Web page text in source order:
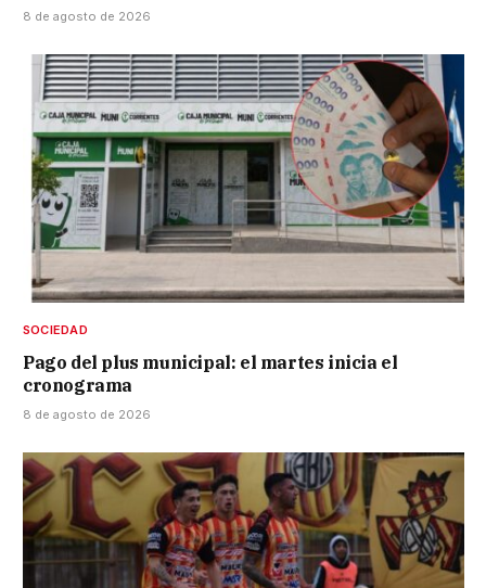
8 de agosto de 2026
SOCIEDAD
Pago del plus municipal: el martes inicia el
cronograma
8 de agosto de 2026